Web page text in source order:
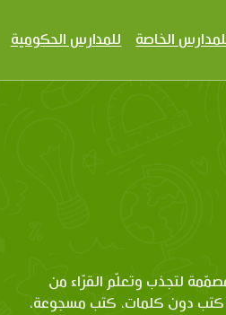
الخاصة للمدارس الحكومية
لتجذب وتعلّم القرّاء من
كتب دون كلمات، كتب مسجوعة،